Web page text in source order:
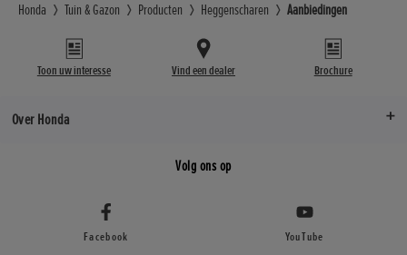
Honda Tuin & Gazon Producten Heggenscharen Aanbiedingen
Toon uw interesse Vind een dealer Brochure
Over Honda
Volg ons op
Facebook YouTube